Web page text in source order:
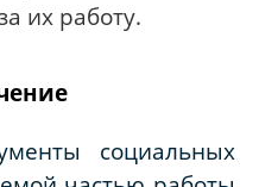
их работу.
социальных